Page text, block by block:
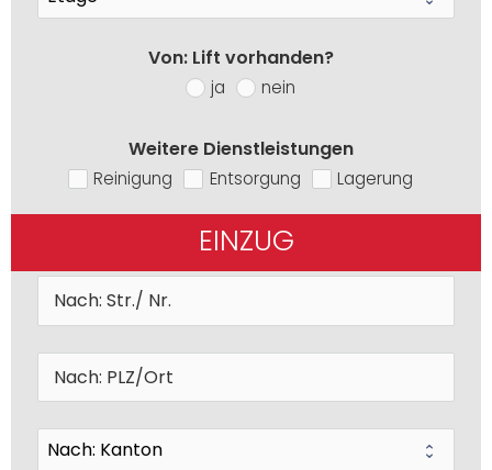
Von: Lift vorhanden?
ja nein
Weitere Dienstleistungen
Reinigung Entsorgung Lagerung
EINZUG